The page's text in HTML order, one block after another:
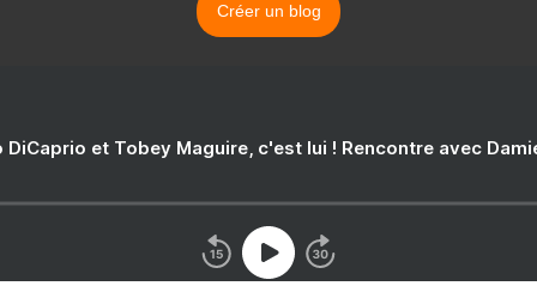
Créer un blog
DiCaprio et Tobey Maguire, c'est lui ! Rencontre avec